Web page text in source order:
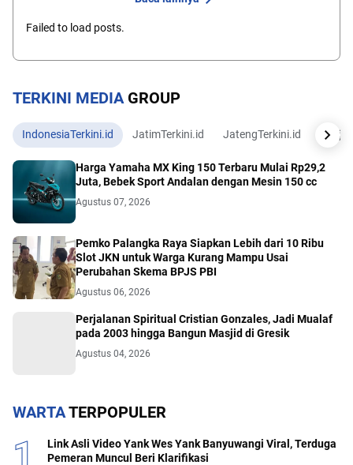
Failed to load posts.
TERKINI MEDIAGROUP
IndonesiaTerkini.id JatimTerkini.id JatengTerkini.id
Harga Yamaha MX King 150 Terbaru Mulai Rp29,2
Juta, Bebek Sport Andalan dengan Mesin 150 cc
Agustus 07, 2026
Pemko Palangka Raya Siapkan Lebih dari 10 Ribu
Slot JKN untuk Warga Kurang Mampu Usai
Perubahan Skema BPJS PBI
Agustus 06, 2026
Perjalanan Spiritual Cristian Gonzales, Jadi Mualaf
pada 2003 hingga Bangun Masjid di Gresik
Agustus 04, 2026
WARTATERPOPULER
Link Asli Video Yank Wes Yank Banyuwangi Viral, Terduga
Pemeran Muncul Beri Klarifikasi